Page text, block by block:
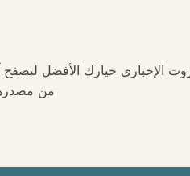
الإخباري خيارك الأفضل لتصفح
من